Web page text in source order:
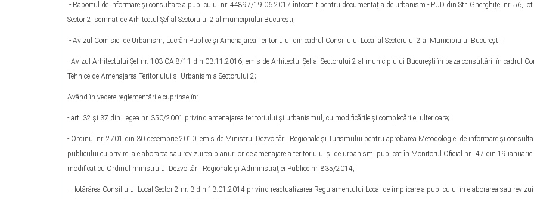
- Raportul de informare şi consultare a publicului nr. 44897/19.06.2017 întocmit pentru documentația de urbanism - PUD din Str. Gherghiței nr. 56, lot
Sector 2, semnat de Arhitectul Șef al Sectorului 2 al municipiului Bucureşti;
- Avizul Comisiei de Urbanism, Lucrări Publice şi Amenajarea Teritoriului din cadrul Consiliului Local al Sectorului 2 al Municipiului București;
- Avizul Arhitectului Șef nr. 103 CA 8/11 din 03.11.2016, emis de Arhitectul Şef al Sectorului 2 al municipiului Bucureşti în baza consultării în cadrul
Tehnice de Amenajarea Teritoriului şi Urbanism a Sectorului 2;
Având în vedere reglementările cuprinse în:
- art. 32 și 37 din Legea nr. 350/2001 privind amenajarea teritoriului şi urbanismul, cu modificările și completările ulterioare;
- Ordinul nr. 2701 din 30 decembrie 2010, emis de Ministrul Dezvoltării Regionale şi Turismului pentru aprobarea Metodologiei de informare şi
publicului cu privire la elaborarea sau revizuirea planurilor de amenajare a teritoriului şi de urbanism, publicat în Monitorul Oficial nr. 47 din 19 ianuarie
modificat cu Ordinul ministrului Dezvoltării Regionale şi Administraţiei Publice nr. 835/2014;
- Hotărârea Consiliului Local Sector 2 nr. 3 din 13.01.2014 privind reactualizarea Regulamentului Local de implicare a publicului în elaborarea sau